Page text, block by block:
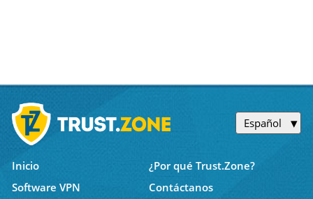
Español
Inicio
¿Por qué Trust.Zone?
Software VPN
Contáctanos